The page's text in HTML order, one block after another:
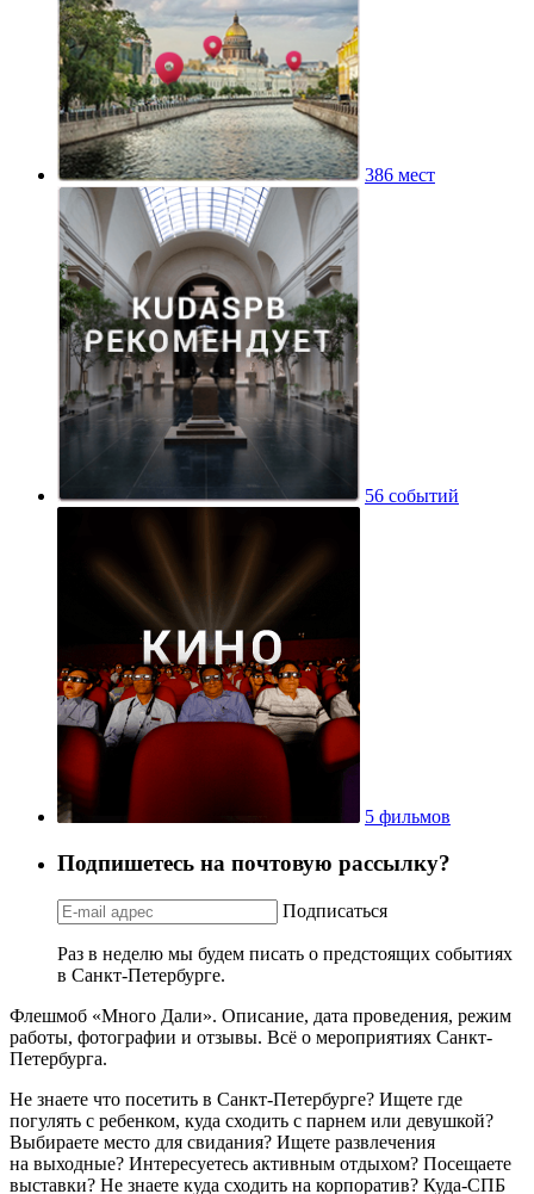
386 мест
56 событий
5 фильмов
Подпишетесь на почтовую рассылку?
Подписаться
Раз в неделю мы будем писать о предстоящих событиях
в Санкт-Петербурге.
Флешмоб «Много Дали». Описание, дата проведения, режим
работы, фотографии и отзывы. Всё о мероприятиях Санкт-
Петербурга.
Не знаете что посетить в Санкт-Петербурге? Ищете где
погулять с ребенком, куда сходить с парнем или девушкой?
Выбираете место для свидания? Ищете развлечения
на выходные? Интересуетесь активным отдыхом? Посещаете
выставки? Не знаете куда сходить на корпоратив? Куда-СПБ